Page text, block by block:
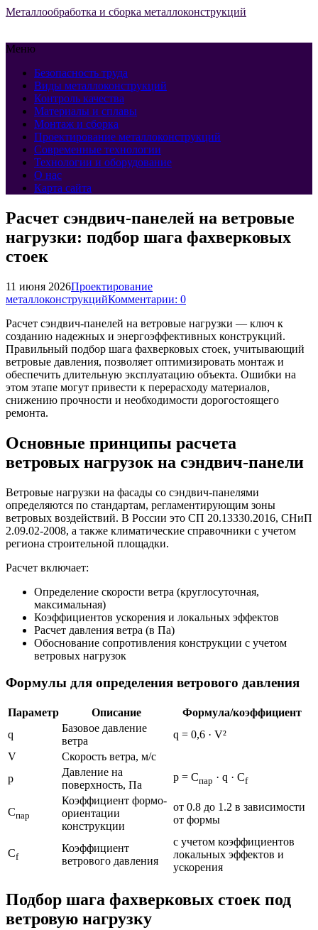
Металлообработка и сборка металлоконструкций
Меню
Безопасность труда
Виды металлоконструкций
Контроль качества
Материалы и сплавы
Монтаж и сборка
Проектирование металлоконструкций
Современные технологии
Технологии и оборудование
О нас
Карта сайта
Расчет сэндвич-панелей на ветровые
нагрузки: подбор шага фахверковых
стоек
11 июня 2026Проектирование
металлоконструкцийКомментарии: 0
Расчет сэндвич-панелей на ветровые нагрузки — ключ к
созданию надежных и энергоэффективных конструкций.
Правильный подбор шага фахверковых стоек, учитывающий
ветровые давления, позволяет оптимизировать монтаж и
обеспечить длительную эксплуатацию объекта. Ошибки на
этом этапе могут привести к перерасходу материалов,
снижению прочности и необходимости дорогостоящего
ремонта.
Основные принципы расчета
ветровых нагрузок на сэндвич-панели
Ветровые нагрузки на фасады со сэндвич-панелями
определяются по стандартам, регламентирующим зоны
ветровых воздействий. В России это СП 20.13330.2016, СНиП
2.09.02-2008, а также климатические справочники с учетом
региона строительной площадки.
Расчет включает:
Определение скорости ветра (круглосуточная,
максимальная)
Коэффициентов ускорения и локальных эффектов
Расчет давления ветра (в Па)
Обоснование сопротивления конструкции с учетом
ветровых нагрузок
Формулы для определения ветрового давления
Параметр Описание
Формула/коэффициент
q
Базовое давление
ветра
q = 0,6 · V²
V
Скорость ветра, м/с
p
Давление на
поверхность, Па
p = Cпар · q · Cf
Cпар
Коэффициент формо-
ориентации
конструкции
от 0.8 до 1.2 в зависимости
от формы
Cf
Коэффициент
ветрового давления
с учетом коэффициентов
локальных эффектов и
ускорения
Подбор шага фахверковых стоек под
ветровую нагрузку